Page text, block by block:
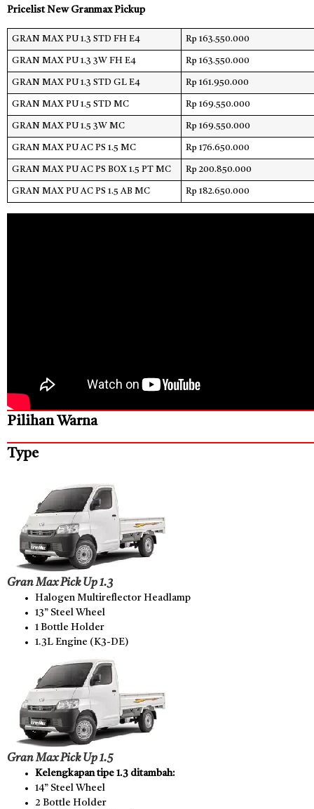
Pricelist New Granmax Pickup
GRAN MAX PU 1.3 STD FH E4 Rp 163.550.000
GRAN MAX PU 1.3 3W FH E4 Rp 163.550.000
GRAN MAX PU 1.3 STD GL E4 Rp 161.950.000
GRAN MAX PU 1.5 STD MC Rp 169.550.000
GRAN MAX PU 1.5 3W MC Rp 169.550.000
GRAN MAX PU AC PS 1.5 MC Rp 176.650.000
GRAN MAX PU AC PS BOX 1.5 PT MC Rp 200.850.000
GRAN MAX PU AC PS 1.5 AB MC Rp 182.650.000
Pilihan Warna
Type
Gran Max Pick Up 1.3
Halogen Multireflector Headlamp
13” Steel Wheel
1 Bottle Holder
1.3L Engine (K3-DE)
Gran Max Pick Up 1.5
Kelengkapan tipe 1.3 ditambah:
14” Steel Wheel
2 Bottle Holder